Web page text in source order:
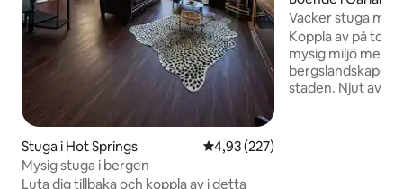
Stuga i Hot Springs 4,93 av 5 i genomsnittligt
4,93 (227)
Mysig stuga i bergen
Luta dig tillbaka och koppla av i detta
Vacker stuga
Koppla av på
mysig miljö med
bergslandskapet
staden. Njut av